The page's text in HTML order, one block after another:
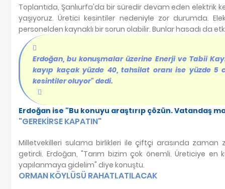
Toplantıda, Şanlıurfa'da bir süredir devam eden elektrik
yaşıyoruz. Üretici kesintiler nedeniyle zor durumda.
personelden kaynaklı bir sorun olabilir. Bunlar hasadı da
Erdoğan, bu konuşmalar üzerine Enerji ve Tabii
kayıp kaçak yüzde 40, tahsilat oranı ise yüzde 5
kesintiler oluyor" dedi.
Erdoğan ise "Bu konuyu araştırıp çözün. Vatandaş
"GEREKİRSE KAPATIN"
Milletvekilleri sulama birlikleri ile çiftçi arasında zaman
getirdi. Erdoğan, "Tarım bizim çok önemli. Üreticiye en
yapılanmaya gidelim" diye konuştu.
ORMAN KÖYLÜSÜ RAHATLATILACAK